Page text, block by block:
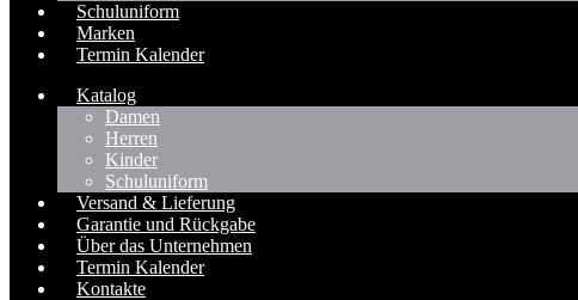
Schuluniform
Marken
Termin Kalender
Katalog
Damen
Herren
Kinder
Schuluniform
Versand & Lieferung
Garantie und Rückgabe
Über das Unternehmen
Termin Kalender
Kontakte